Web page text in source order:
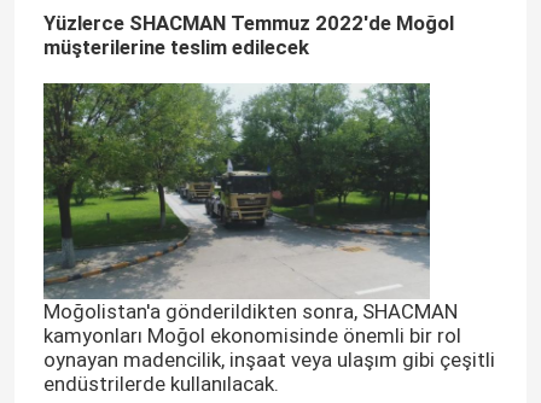
Yüzlerce SHACMAN Temmuz 2022'de Moğol
müşterilerine teslim edilecek
Moğolistan'a gönderildikten sonra, SHACMAN
kamyonları Moğol ekonomisinde önemli bir rol
oynayan madencilik, inşaat veya ulaşım gibi çeşitli
endüstrilerde kullanılacak.